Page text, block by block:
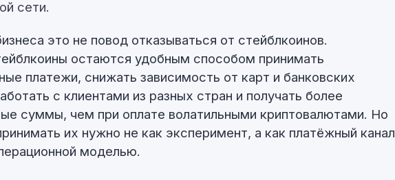
сети.
это не повод отказываться от стейблкоинов.
остаются удобным способом принимать
платежи, снижать зависимость от карт и банковских
с клиентами из разных стран и получать более
суммы, чем при оплате волатильными криптовалютами. Но
их нужно не как эксперимент, а как платёжный канал
моделью.